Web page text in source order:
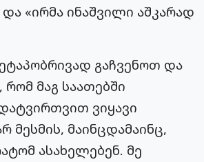
«ირმა ინაშვილი აშკარად
გაჩვენოთ და
მაგ საათებში
ვიყავი
მესმის, მაინცდამაინც,
ასახელებენ. მე